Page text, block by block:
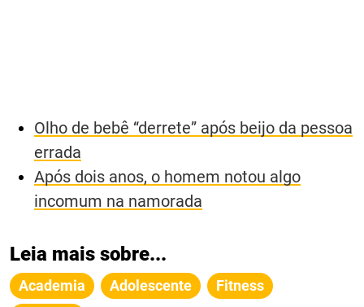
Olho de bebê “derrete” após beijo da pessoa
errada
Após dois anos, o homem notou algo
incomum na namorada
Leia mais sobre...
Academia Adolescente
Fitness